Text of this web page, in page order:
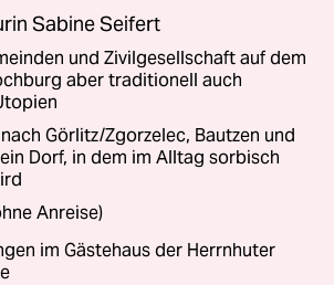
Sabine Seifert
und Zivilgesellschaft auf dem
aber traditionell auch
Görlitz/Zgorzelec, Bautzen und
Dorf, in dem im Alltag sorbisch
Anreise)
im Gästehaus der Herrnhuter